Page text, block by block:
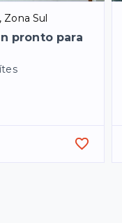
Zona Sul
pronto para